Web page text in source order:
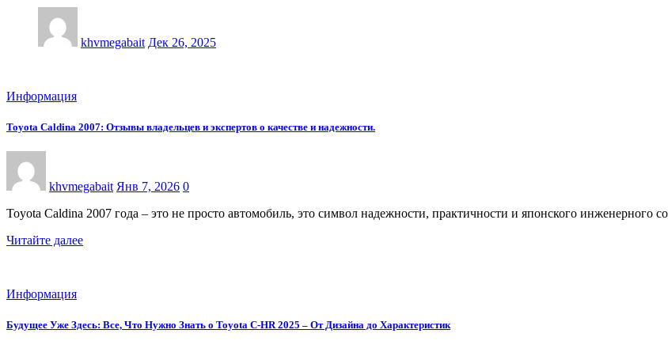
khvmegabait Дек 26, 2025
Информация
Toyota Caldina 2007: Отзывы владельцев и экспертов о качестве и надежности.
khvmegabait Янв 7, 2026 0
Toyota Caldina 2007 года – это не просто автомобиль, это символ надежности, практичности и японского инженерного
Читайте далее
Информация
Будущее Уже Здесь: Все, Что Нужно Знать о Toyota C-HR 2025 – От Дизайна до Характеристик